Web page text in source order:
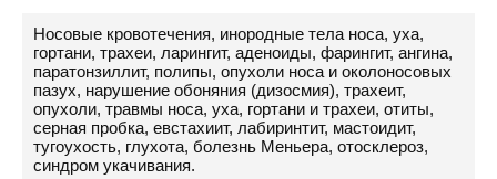
Носовые кровотечения, инородные тела носа, уха,
гортани, трахеи, ларингит, аденоиды, фарингит, ангина,
паратонзиллит, полипы, опухоли носа и околоносовых
пазух, нарушение обоняния (дизосмия), трахеит,
опухоли, травмы носа, уха, гортани и трахеи, отиты,
серная пробка, евстахиит, лабиринтит, мастоидит,
тугоухость, глухота, болезнь Меньера, отосклероз,
синдром укачивания.